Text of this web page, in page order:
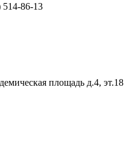
514-86-13
площадь д.4, эт.18